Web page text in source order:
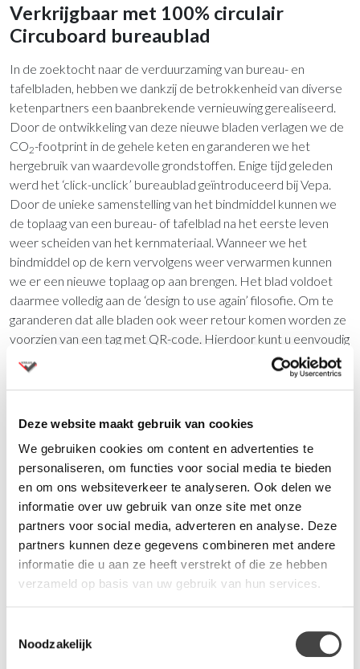
Deze website maakt gebruik van cookies
We gebruiken cookies om content en advertenties te
personaliseren, om functies voor social media te bieden
en om ons websiteverkeer te analyseren. Ook delen we
informatie over uw gebruik van onze site met onze
partners voor social media, adverteren en analyse. Deze
partners kunnen deze gegevens combineren met andere
informatie die u aan ze heeft verstrekt of die ze hebben
verzameld op basis van uw gebruik van hun services.
Noodzakelijk
Verkrijgbaar met 100% circulair
Circuboard bureaublad
In de zoektocht naar de verduurzaming van bureau- en
tafelbladen, hebben we dankzij de betrokkenheid van diverse
ketenpartners een baanbrekende vernieuwing gerealiseerd.
Door de ontwikkeling van deze nieuwe bladen verlagen we de
CO2-footprint in de gehele keten en garanderen we het
hergebruik van waardevolle grondstoffen. Enige tijd geleden
werd het ‘click-unclick’ bureaublad geïntroduceerd bij Vepa.
Door de unieke samenstelling van het bindmiddel kunnen we
de toplaag van een bureau- of tafelblad na het eerste leven
weer scheiden van het kernmateriaal. Wanneer we het
bindmiddel op de kern vervolgens weer verwarmen kunnen
we er een nieuwe toplaag op aan brengen. Het blad voldoet
daarmee volledig aan de ‘design to use again’ filosofie. Om te
garanderen dat alle bladen ook weer retour komen worden ze
voorzien van een tag met QR-code. Hierdoor kunt u eenvoudig
zien hoe en waar het blad voor hergebruik aangeboden kan
worden.
Duurzame kern
De kern van Circuboard bestaat uit natuurlijke afvalhoutvezels
en een biogeen bindmiddel. Afvalhout uit de bosbouw, van
consumenten, maar zeker ook het houtafval van Vepa (inclusief
retourgekomen bureaubladen en houten kasten) wordt
versnipperd tot grove en fijne snippers die daarna geperst
worden tot nieuwe platen. Samen met het biogeen bindmiddel
op basis van eiwitten vormt dit de duurzame kern van
Circuboard. Het verbruik van fossiele grondstoffen voor onze
bladen was al heel laag, maar wordt hierdoor met nog eens